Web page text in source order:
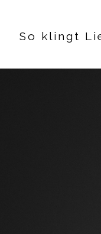
So klingt